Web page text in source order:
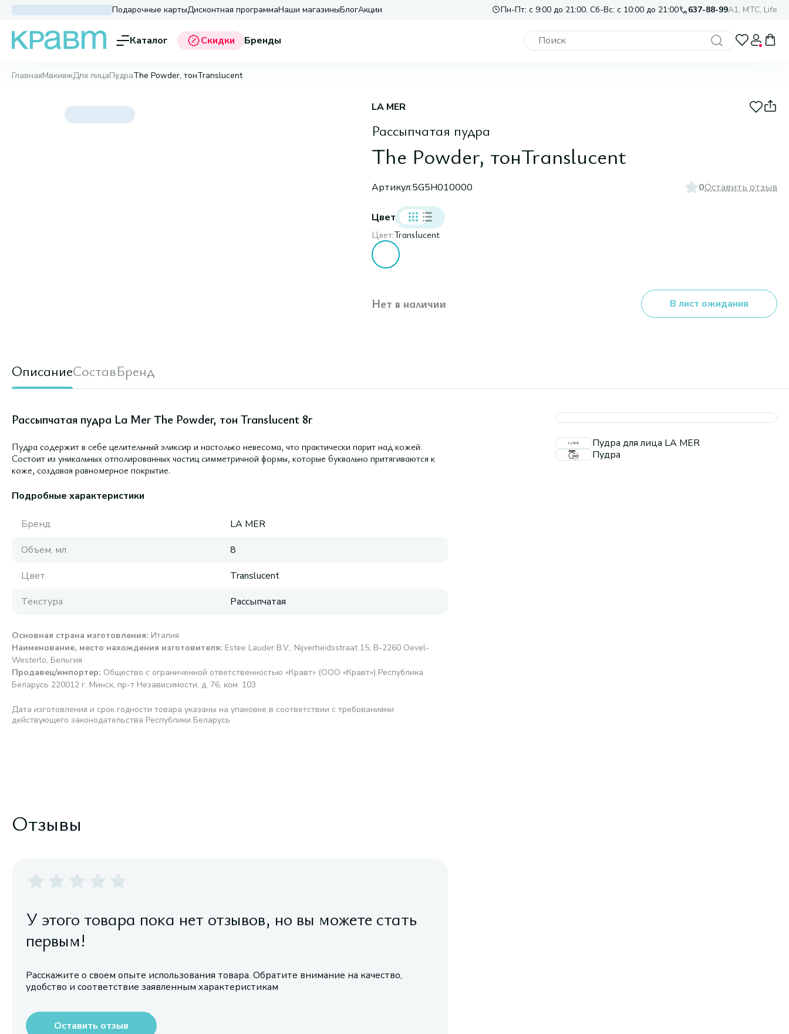
Подарочные картыДисконтная программаНаши магазиныБлогАкции Пн-Пт: с 9:00 до 21:00. Сб-Вс: с 10:00 до 21:00 637-88-99A1, МТС, Life
Каталог Скидки Бренды
ГлавнаяМакияжДля лицаПудраThe Powder, тонTranslucent
LA MER
Рассыпчатая пудра
The Powder, тонTranslucent
Артикул:5G5H010000 0Оставить отзыв
Цвет
Цвет:Translucent
Нет в наличии В лист ожидания
ОписаниеСоставБренд
Рассыпчатая пудра La Mer The Powder, тон Translucent 8г
Пудра содержит в себе целительный эликсир и настолько невесома, что практически парит над кожей.
Состоит из уникальных отполированных частиц симметричной формы, которые буквально притягиваются к
коже, создавая равномерное покрытие.
Подробные характеристики
Бренд
LA MER
Объем, мл
8
Цвет
Translucent
Текстура
Рассыпчатая
Основная страна изготовления: Италия
Наименование, место нахождения изготовителя: Estee Lauder B.V., Nijverheidsstraat 15, B-2260 Oevel-
Westerlo, Бельгия
Продавец/импортер: Общество с ограниченной ответственностью «Кравт» (ООО «Кравт») Республика
Беларусь 220012 г. Минск, пр-т Независимости, д. 76, ком. 103
Дата изготовления и срок годности товара указаны на упаковке в соответствии с требованиями
действующего законодательства Республики Беларусь
Пудра для лица LA MER
Пудра
Отзывы
У этого товара пока нет отзывов, но вы можете стать
первым!
Расскажите о своем опыте использования товара. Обратите внимание на качество,
удобство и соответствие заявленным характеристикам
Оставить отзыв